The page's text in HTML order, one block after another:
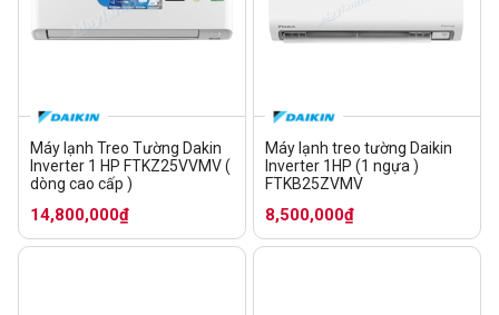
Máy lạnh Treo Tường Dakin
Inverter 1 HP FTKZ25VVMV (
dòng cao cấp )
14,800,000₫
Máy lạnh treo tường Daikin
Inverter 1HP (1 ngựa )
FTKB25ZVMV
8,500,000₫